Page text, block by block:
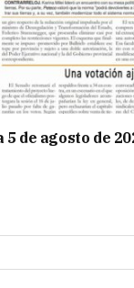
de agosto de